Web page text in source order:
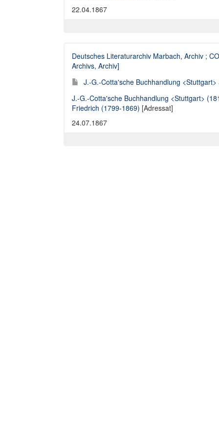
22.04.1867
Deutsches Literaturarchiv Marbach, Archiv ;
Archivs, Archiv]
J.-G.-Cotta'sche Buchhandlung
J.-G.-Cotta'sche Buchhandlung <Stuttgart>
Friedrich (1799-1869) [Adressat]
24.07.1867